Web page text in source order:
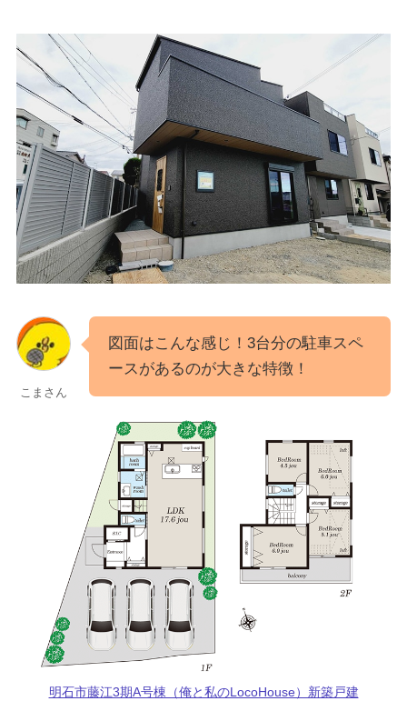
こまさん
図面はこんな感じ！3台分の駐車スペ
ースがあるのが大きな特徴！
明石市藤江3期A号棟（俺と私のLocoHouse）新築戸建